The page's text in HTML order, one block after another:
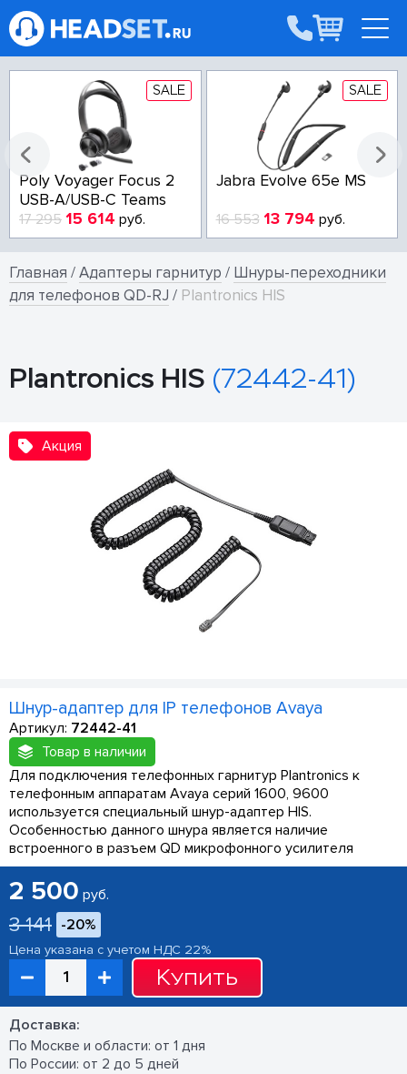
SALE
Poly Voyager Focus 2
USB-A/USB-C Teams
17 295 15 614 руб.
SALE
Jabra Evolve 65e MS
16 553 13 794 руб.
Главная /Адаптеры гарнитур / Шнуры-переходники
для телефонов QD-RJ / Plantronics HIS
Plantronics HIS (72442-41)
Акция
Шнур-адаптер для IP телефонов Avaya
Артикул: 72442-41
Товар в наличии
Для подключения телефонных гарнитур Plantronics к
телефонным аппаратам Avaya серий 1600, 9600
используется специальный шнур-адаптер HIS.
Особенностью данного шнура является наличие
встроенного в разъем QD микрофонного усилителя
2 500 руб.
3 141 -20%
Цена указана с учетом НДС 22%
Купить
Доставка:
По Москве и области: от 1 дня
По России: от 2 до 5 дней